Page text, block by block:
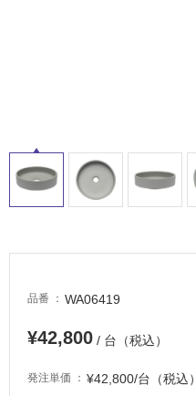
品番 WA06419
¥42,800 / 台（税込）
発注単価 ¥42,800/台（税込）